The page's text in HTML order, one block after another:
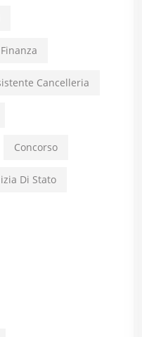
Cancelleria
Concorso
Di Stato